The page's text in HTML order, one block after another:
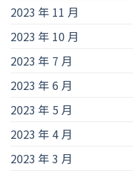
2023 年 11 月
2023 年 10 月
2023 年 7 月
2023 年 6 月
2023 年 5 月
2023 年 4 月
2023 年 3 月